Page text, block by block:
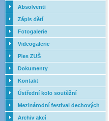
Absolventi
Zápis dětí
Fotogalerie
Videogalerie
Ples ZUŠ
Dokumenty
Kontakt
Ústřední kolo soutěžní
přehlídky dechových orchestrů
ZUŠ - 2017
Mezinárodní festival dechových
orchestrů - Letovice
Archiv akcí